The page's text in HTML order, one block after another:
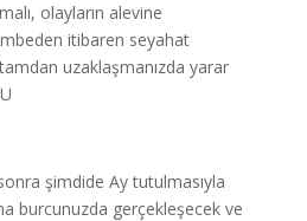
olayların alevine
itibaren seyahat
uzaklaşmanızda yarar
şimdide Ay tutulmasıyla
burcunuzda gerçekleşecek ve